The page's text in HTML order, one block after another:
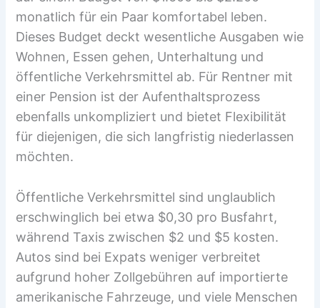
monatlich für ein Paar komfortabel leben.
Dieses Budget deckt wesentliche Ausgaben wie
Wohnen, Essen gehen, Unterhaltung und
öffentliche Verkehrsmittel ab. Für Rentner mit
einer Pension ist der Aufenthaltsprozess
ebenfalls unkompliziert und bietet Flexibilität
für diejenigen, die sich langfristig niederlassen
möchten.
Öffentliche Verkehrsmittel sind unglaublich
erschwinglich bei etwa $0,30 pro Busfahrt,
während Taxis zwischen $2 und $5 kosten.
Autos sind bei Expats weniger verbreitet
aufgrund hoher Zollgebühren auf importierte
amerikanische Fahrzeuge, und viele Menschen